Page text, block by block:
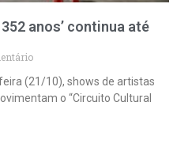
anos’ continua até
(21/10), shows de artistas
o “Circuito Cultural